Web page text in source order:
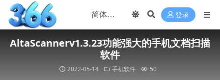
登录
AltaScannerv1.3.23功能强大的手机文档扫描
软件
2022-05-14 手机软件 50